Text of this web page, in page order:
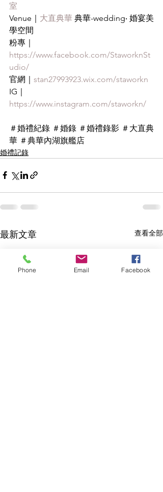
室
Venue｜ 大直典華 典華-wedding‧ 婚宴美
學空間
粉專｜
https://www.facebook.com/StaworknSt
udio/
官網｜ stan27993923.wix.com/staworkn
IG｜
https://www.instagram.com/staworkn/
＃婚禮紀錄 ＃婚錄 ＃婚禮錄影 ＃大直典
華 ＃典華內湖旗艦店
婚禮記錄
最新文章 查看全部
Phone Email Facebook